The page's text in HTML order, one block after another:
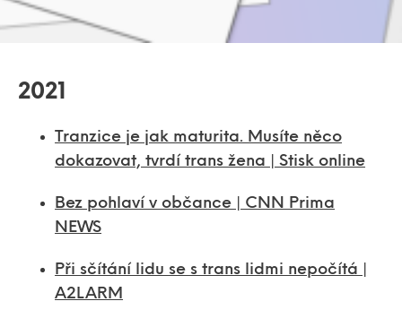
2021
Tranzice je jak maturita. Musíte něco
dokazovat, tvrdí trans žena | Stisk online
Bez pohlaví v občance | CNN Prima
NEWS
Při sčítání lidu se s trans lidmi nepočítá |
A2LARM